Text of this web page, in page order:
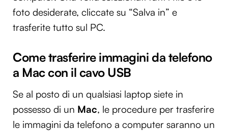
foto desiderate, cliccate su “Salva in” e
trasferite tutto sul PC.
Come trasferire immagini da telefono
a Mac con il cavo USB
Se al posto di un qualsiasi laptop siete in
possesso di un Mac, le procedure per trasferire
le immagini da telefono a computer saranno un